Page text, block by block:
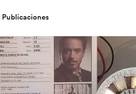
Publicaciones